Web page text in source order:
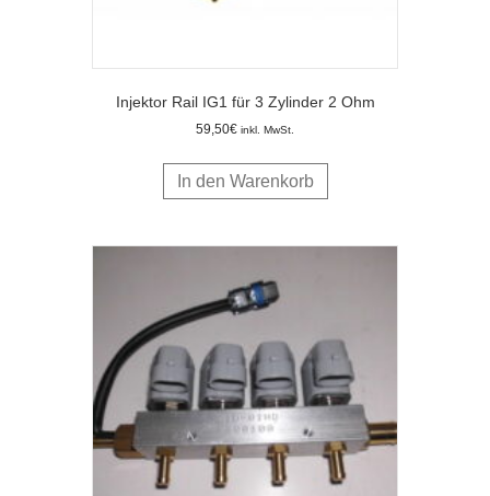
Injektor Rail IG1 für 3 Zylinder 2 Ohm
59,50€ inkl. MwSt.
In den Warenkorb